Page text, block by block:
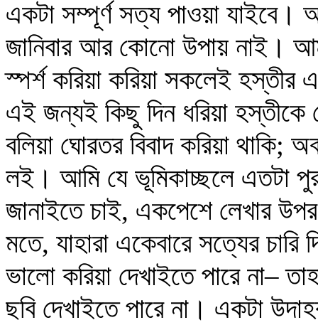
একটা সম্পূর্ণ সত্য পাওয়া
জানিবার আর কোনো উপায় নাই।
স্পর্শ করিয়া করিয়া সকলেই
এই জন্যই কিছু দিন ধরিয়া
বলিয়া ঘোরতর বিবাদ করিয়া থাকি;
লই। আমি যে ভূমিকাচ্ছলে এতটা
জানাইতে চাই, একপেশে লেখার
মতে, যাহারা একেবারে সত্যের
ভালো করিয়া দেখাইতে পারে না–
ছবি দেখাইতে পারে না। একটা